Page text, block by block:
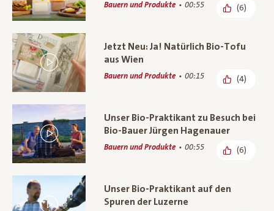
Bauern und Produkte 00:55 (6)
Jetzt Neu: Ja! Natürlich Bio-Tofu
aus Wien
Bauern und Produkte 00:15 (4)
Unser Bio-Praktikant zu Besuch bei
Bio-Bauer Jürgen Hagenauer
Bauern und Produkte 00:55 (6)
Unser Bio-Praktikant auf den
Spuren der Luzerne